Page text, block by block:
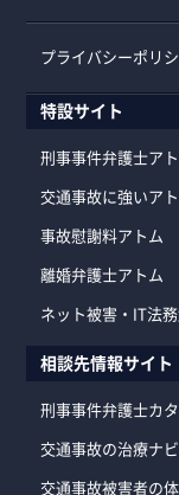
プライバシーポリ
特設サイト
刑事事件弁護士ア
交通事故に強いア
事故慰謝料アトム
離婚弁護士アトム
ネット被害・IT法
相談先情報サイト
刑事事件弁護士カ
交通事故の治療ナビ
交通事故被害者の